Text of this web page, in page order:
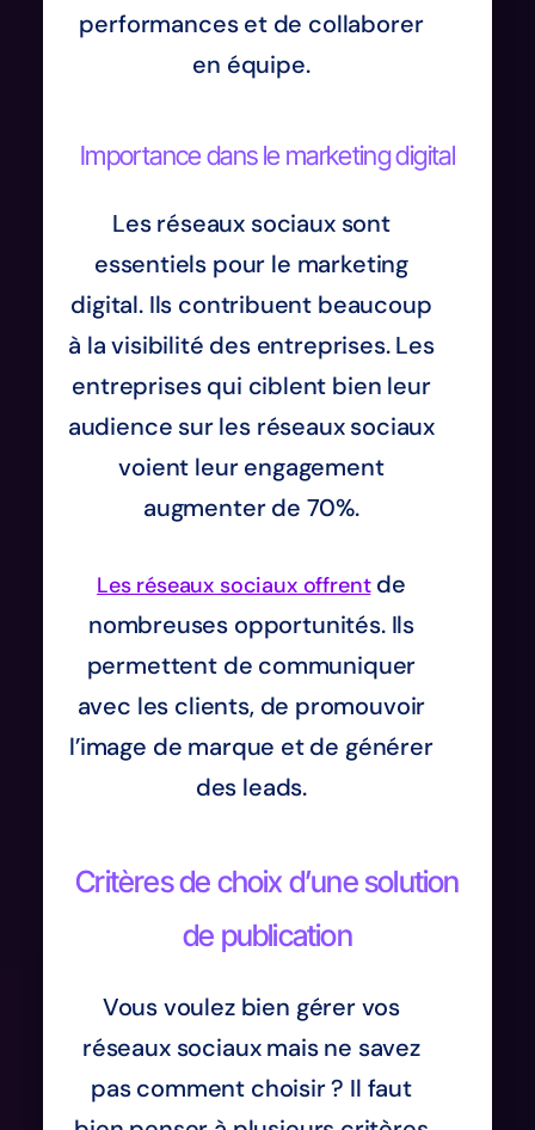
performances et de collaborer
en équipe.
Importance dans le marketing digital
Les réseaux sociaux sont
essentiels pour le marketing
digital. Ils contribuent beaucoup
à la visibilité des entreprises. Les
entreprises qui ciblent bien leur
audience sur les réseaux sociaux
voient leur engagement
augmenter de 70%.
Les réseaux sociaux offrentde
nombreuses opportunités. Ils
permettent de communiquer
avec les clients, de promouvoir
l’image de marque et de générer
des leads.
Critères de choix d’une solution
de publication
Vous voulez bien gérer vos
réseaux sociaux mais ne savez
pas comment choisir ? Il faut